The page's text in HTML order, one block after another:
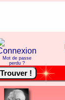
Mot de passe
perdu ?